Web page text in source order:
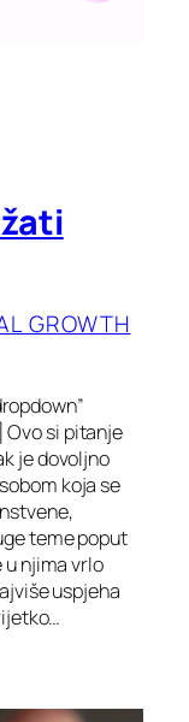
GROWTH
si pitanje
je dovoljno
koja se
teme poput
njima vrlo
uspjeha